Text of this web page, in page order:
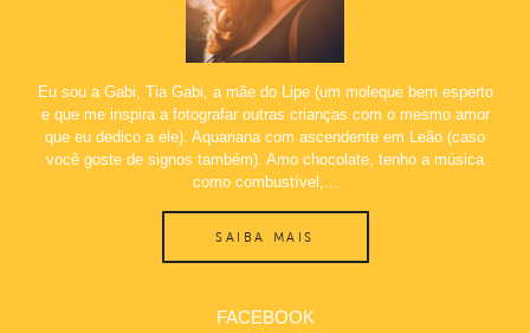
Eu sou a Gabi, Tia Gabi, a mãe do Lipe (um moleque bem esperto
e que me inspira a fotografar outras crianças com o mesmo amor
que eu dedico a ele). Aquariana com ascendente em Leão (caso
você goste de signos também). Amo chocolate, tenho a música
como combustível,...
SAIBA MAIS
FACEBOOK